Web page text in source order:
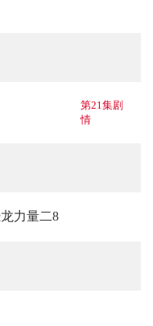
第21集剧
情
力量二8